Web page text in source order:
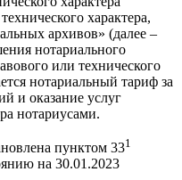
характера,
архивов» (далее –
нотариального
или технического
нотариальный тариф за
и оказание услуг
нотариусами.
пунктом 331
на 30.01.2023